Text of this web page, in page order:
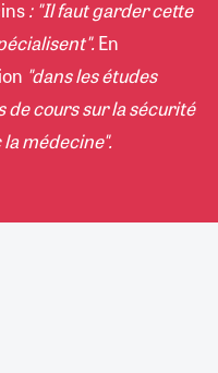
: "Il faut garder cette
En
"dans les études
de cours sur la sécurité
médecine".